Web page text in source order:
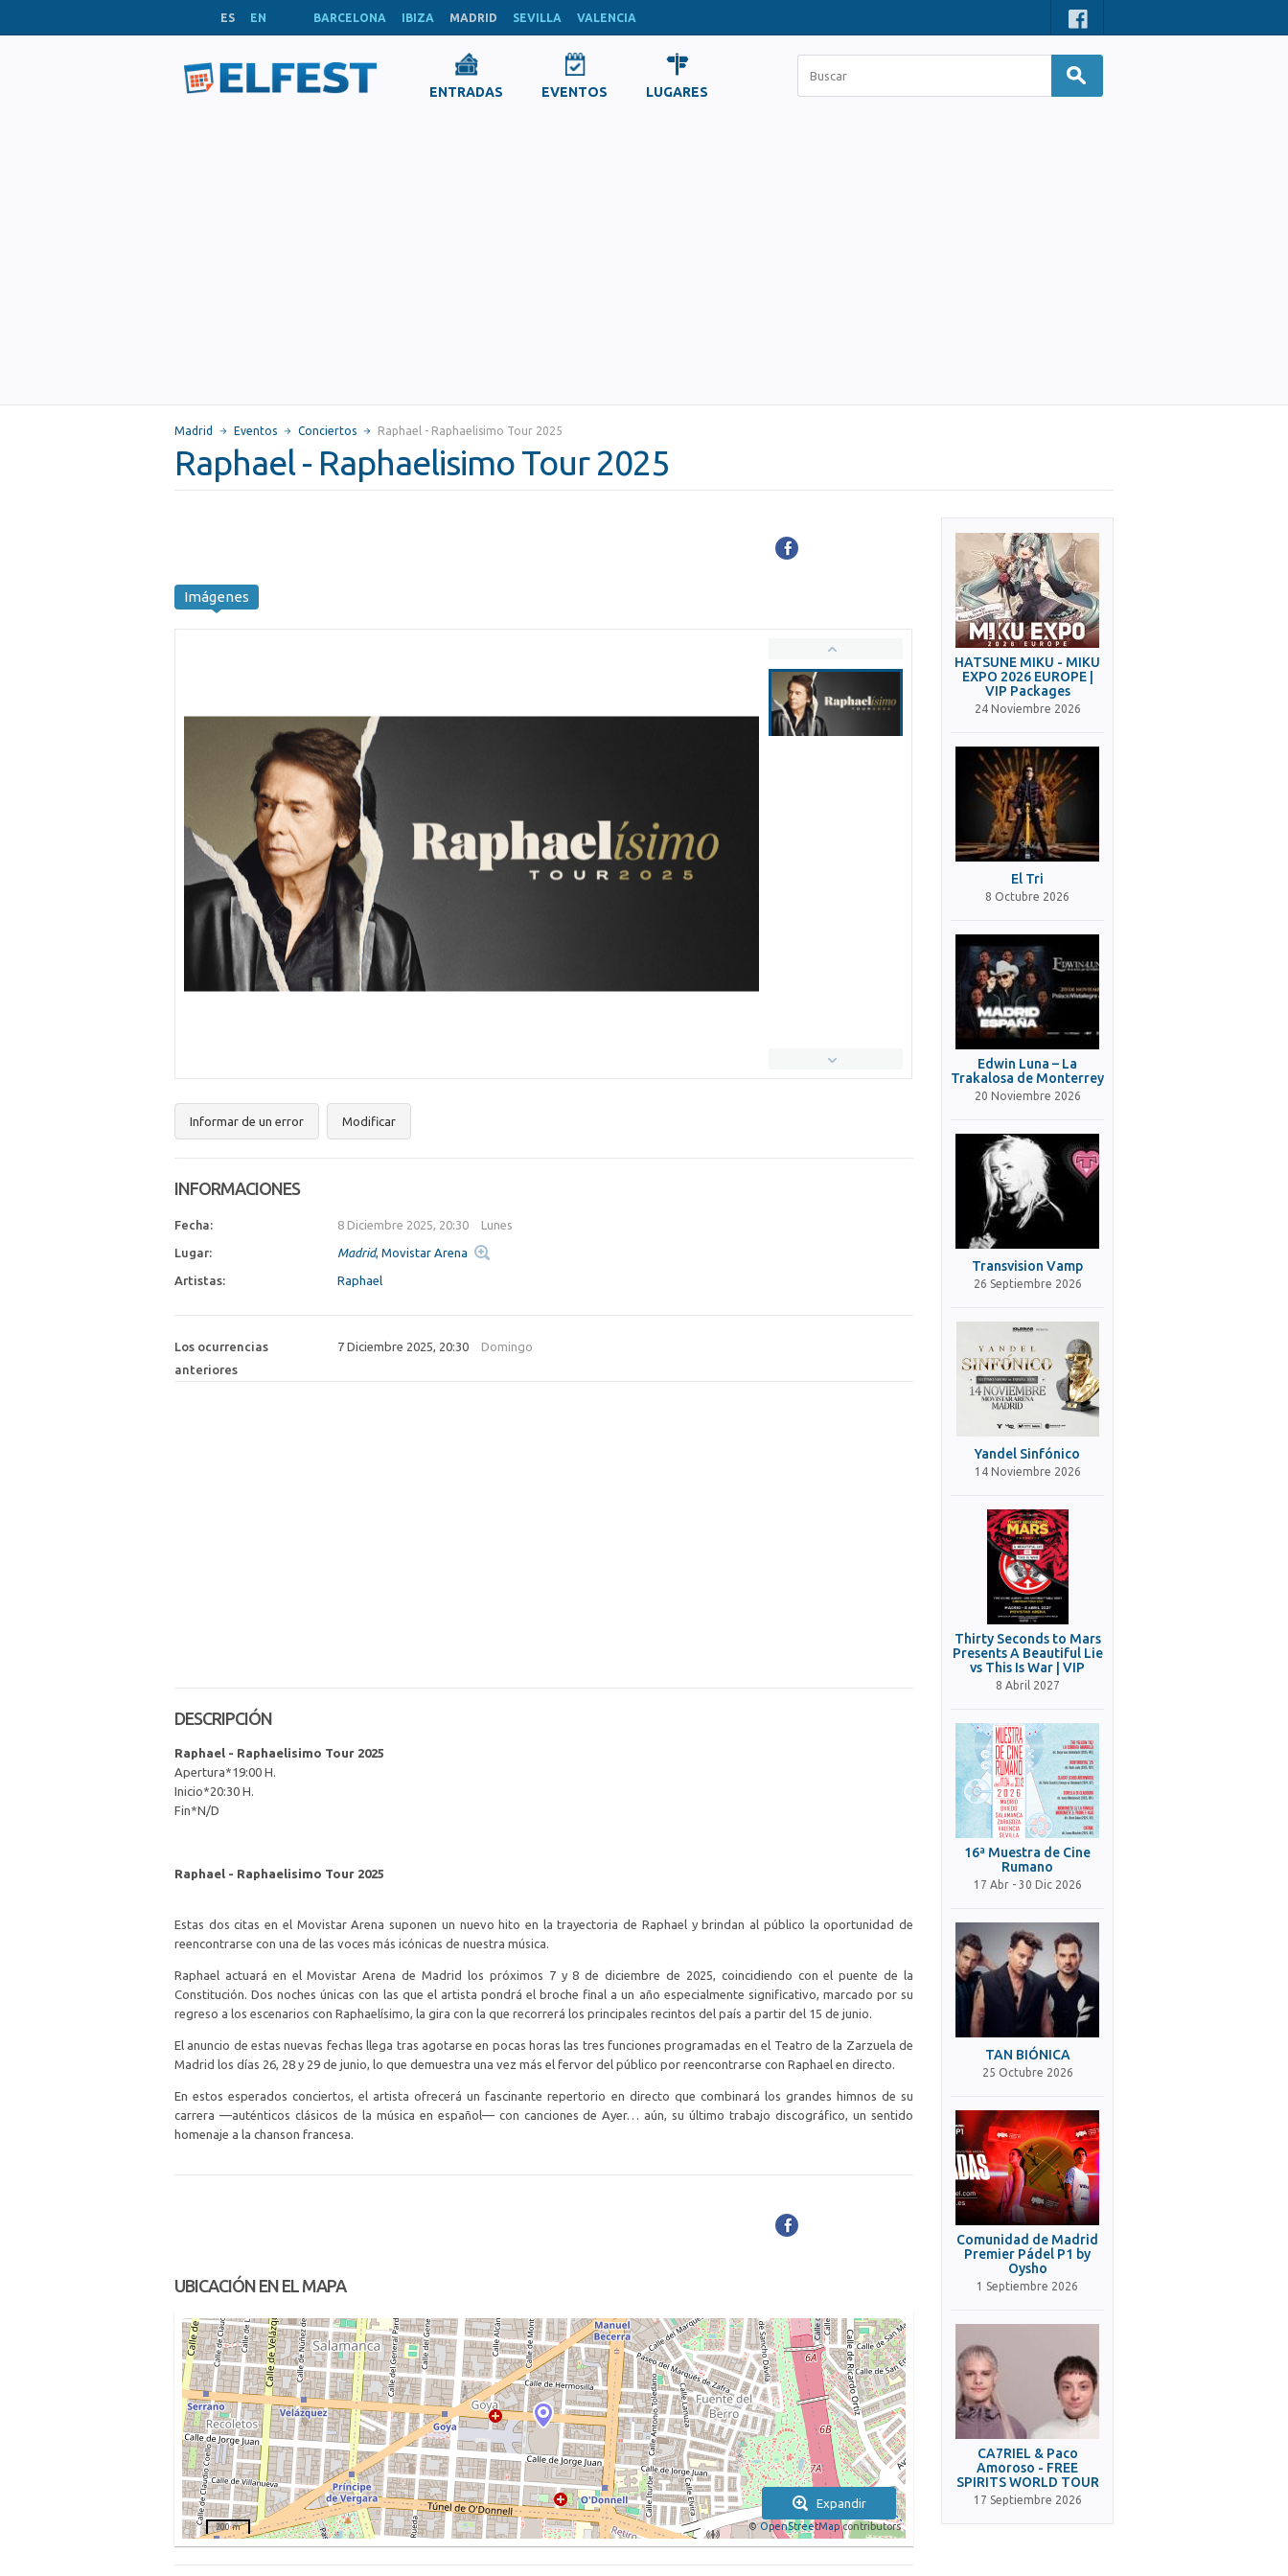
ES EN BARCELONA IBIZA MADRID SEVILLA VALENCIA
ENTRADAS EVENTOS LUGARES
Madrid Eventos Conciertos Raphael - Raphaelisimo Tour 2025
Raphael - Raphaelisimo Tour 2025
Imágenes
Informar de un error Modificar
INFORMACIONES
Fecha: 8 Diciembre 2025, 20:30 Lunes
Lugar: Madrid, Movistar Arena
Artistas: Raphael
Los ocurrencias
anteriores
7 Diciembre 2025, 20:30 Domingo
DESCRIPCIÓN
Raphael - Raphaelisimo Tour 2025
Apertura*19:00 H.
Inicio*20:30 H.
Fin*N/D
Raphael - Raphaelisimo Tour 2025
Estas dos citas en el Movistar Arena suponen un nuevo hito en la trayectoria de Raphael y brindan al público la oportunidad de
reencontrarse con una de las voces más icónicas de nuestra música.
Raphael actuará en el Movistar Arena de Madrid los próximos 7 y 8 de diciembre de 2025, coincidiendo con el puente de la
Constitución. Dos noches únicas con las que el artista pondrá el broche final a un año especialmente significativo, marcado por su
regreso a los escenarios con Raphaelísimo, la gira con la que recorrerá los principales recintos del país a partir del 15 de junio.
El anuncio de estas nuevas fechas llega tras agotarse en pocas horas las tres funciones programadas en el Teatro de la Zarzuela de
Madrid los días 26, 28 y 29 de junio, lo que demuestra una vez más el fervor del público por reencontrarse con Raphael en directo.
En estos esperados conciertos, el artista ofrecerá un fascinante repertorio en directo que combinará los grandes himnos de su
carrera —auténticos clásicos de la música en español— con canciones de Ayer… aún, su último trabajo discográfico, un sentido
homenaje a la chanson francesa.
UBICACIÓN EN EL MAPA
Expandir
©OpenStreetMapcontributors
200 m
HATSUNE MIKU - MIKU
EXPO 2026 EUROPE |
VIP Packages
24 Noviembre 2026
El Tri
8 Octubre 2026
Edwin Luna – La
Trakalosa de Monterrey
20 Noviembre 2026
Transvision Vamp
26 Septiembre 2026
Yandel Sinfónico
14 Noviembre 2026
Thirty Seconds to Mars
Presents A Beautiful Lie
vs This Is War | VIP
8 Abril 2027
16ª Muestra de Cine
Rumano
17 Abr - 30 Dic 2026
TAN BIÓNICA
25 Octubre 2026
Comunidad de Madrid
Premier Pádel P1 by
Oysho
1 Septiembre 2026
CA7RIEL & Paco
Amoroso - FREE
SPIRITS WORLD TOUR
17 Septiembre 2026